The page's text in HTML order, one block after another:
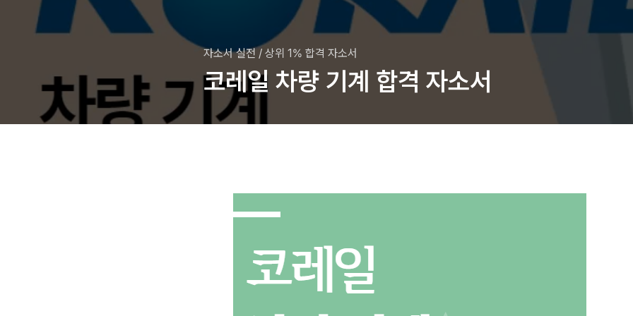
자소서 실전 / 상위 1% 합격 자소서
코레일 차량 기계 합격 자소서